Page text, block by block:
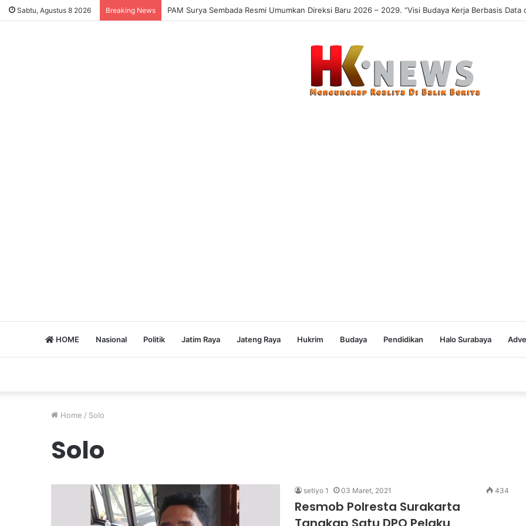
Sabtu, Agustus 8 2026 Breaking News PAM Surya Sembada Resmi Umumkan Direksi Baru 2026 – 2029. “Visi Budaya Kerja Berbasis Data
HOME Nasional Politik Jatim Raya Jateng Raya Hukrim Budaya Pendidikan Halo Surabaya
Home / Solo
Solo
setiyo 1 03 Maret, 2021 434
Resmob Polresta Surakarta